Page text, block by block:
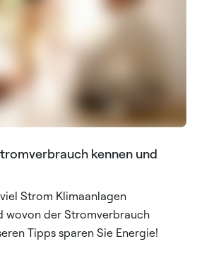
kennen und
Strom Klimaanlagen
wovon der Stromverbrauch
Tipps sparen Sie Energie!